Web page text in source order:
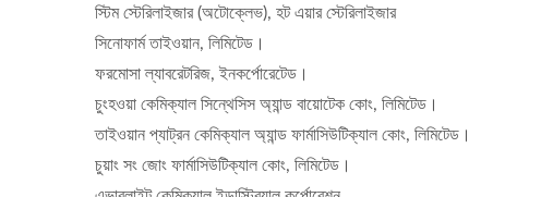
স্টিম স্টেরিলাইজার (অটোক্লেভ), হট এয়ার স্টেরিলাইজার
সিনোফার্ম তাইওয়ান, লিমিটেড।
ফরমোসা ল্যাবরেটরিজ, ইনকর্পোরেটেড।
চুংহওয়া কেমিক্যাল সিন্থেসিস অ্যান্ড বায়োটেক কোং, লিমিটেড।
তাইওয়ান প্যাট্রন কেমিক্যাল অ্যান্ড ফার্মাসিউটিক্যাল কোং, লিমিটেড।
চুয়াং সং জোং ফার্মাসিউটিক্যাল কোং, লিমিটেড।